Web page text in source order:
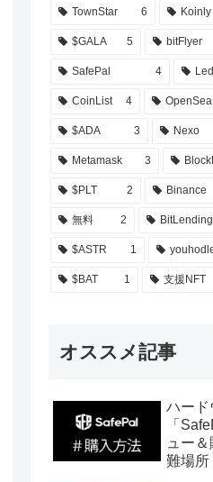
TownStar 6 Koinly
$GALA 5 bitFlyer
SafePal 4
CoinList 4 OpenSea
$ADA 3 Nexo
Metamask 3
$PLT 2 Binance
無料 2 BitLending
$ASTR 1
$BAT 1 支援NFT
オススメ記事
ハード
「
ュー
難場所